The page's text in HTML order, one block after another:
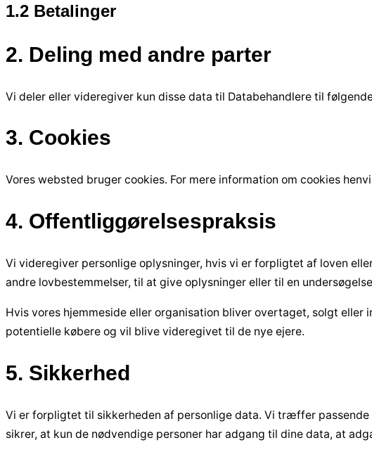
1.2 Betalinger
2. Deling med andre parter
Vi deler eller videregiver kun disse data til Databehandlere til
3. Cookies
Vores websted bruger cookies. For mere information om cookies
4. Offentliggørelsespraksis
Vi videregiver personlige oplysninger, hvis vi er forpligtet af loven
andre lovbestemmelser, til at give oplysninger eller til en
Hvis vores hjemmeside eller organisation bliver overtaget, solgt
potentielle købere og vil blive videregivet til de nye ejere.
5. Sikkerhed
Vi er forpligtet til sikkerheden af ​​personlige data. Vi træffer
sikrer, at kun de nødvendige personer har adgang til dine data, at